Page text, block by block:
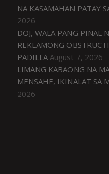
NA KASAMAHAN PATAY
2026
DOJ, WALA PANG PINAL
REKLAMONG
PADILLA August 7, 2026
LIMANG KABAONG NA
MENSAHE, IKINALAT SA
2026